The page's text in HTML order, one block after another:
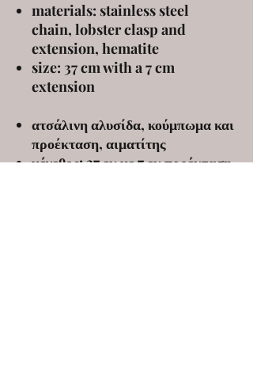
materials: stainless steel
chain, lobster clasp and
extension, hematite
size: 37 cm with a 7 cm
extension
ατσάλινη αλυσίδα, κούμπωμα και
προέκταση, αιματίτης
μέγεθος: 37 εκ με 7 εκ προέκταση